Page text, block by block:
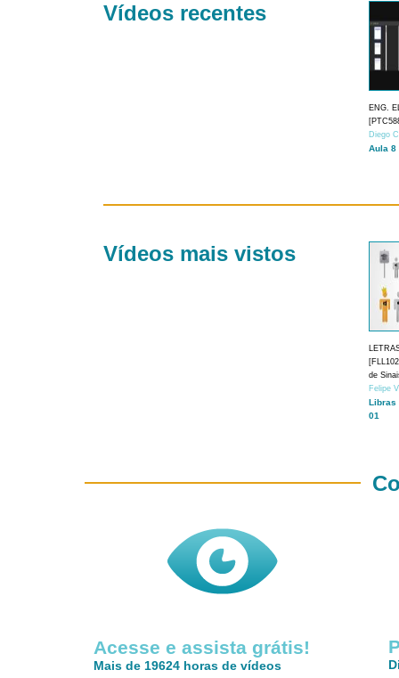
Vídeos recentes
ENG.
Diego
Aula 8
Vídeos mais vistos
de
Felipe
Libras
01
Acesse e assista grátis!
Mais de 19624 horas de vídeos